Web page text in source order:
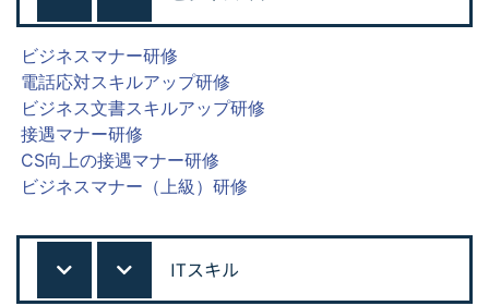
ビジネスマナー研修
電話応対スキルアップ研修
ビジネス文書スキルアップ研修
接遇マナー研修
CS向上の接遇マナー研修
ビジネスマナー（上級）研修
ITスキル